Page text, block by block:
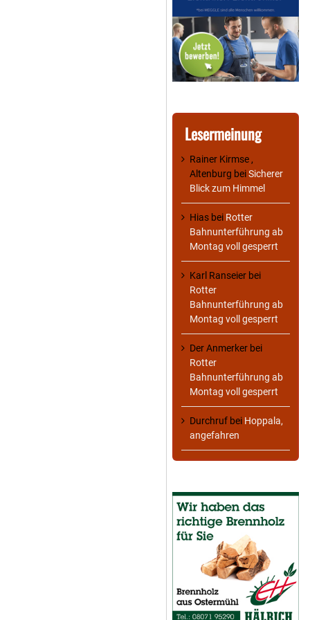
Lesermeinung
Rainer Kirmse ,
Altenburg beiSicherer
Blick zum Himmel
Hias bei Rotter
Bahnunterführung ab
Montag voll gesperrt
Karl Ranseier bei
Rotter
Bahnunterführung ab
Montag voll gesperrt
Der Anmerker bei
Rotter
Bahnunterführung ab
Montag voll gesperrt
Durchruf bei Hoppala,
angefahren